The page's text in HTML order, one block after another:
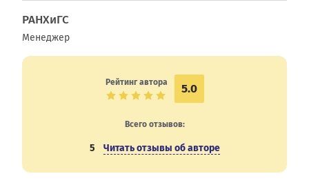
РАНХиГС
Менеджер
Рейтинг автора 5.0
Всего отзывов:
5 Читать отзывы об авторе